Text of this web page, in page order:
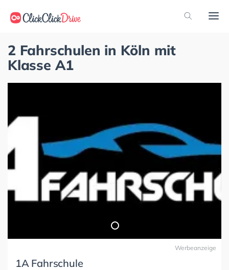
2 Fahrschulen in Köln mit
Klasse A1
Werbeanzeige
1A Fahrschule